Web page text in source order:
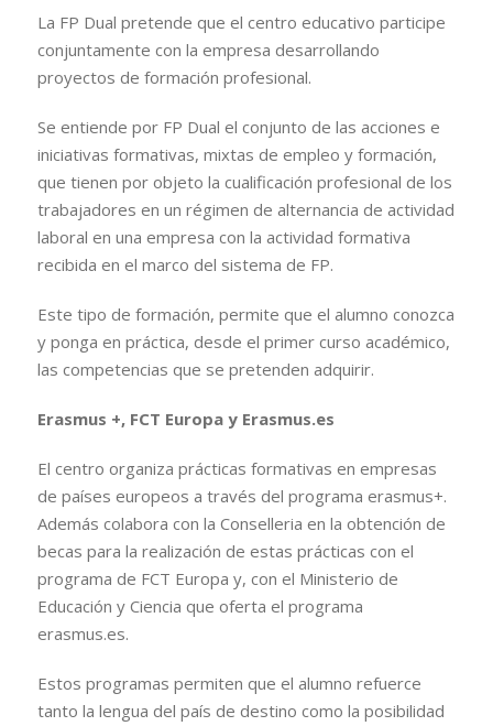
La FP Dual pretende que el centro educativo participe
conjuntamente con la empresa desarrollando
proyectos de formación profesional.
Se entiende por FP Dual el conjunto de las acciones e
iniciativas formativas, mixtas de empleo y formación,
que tienen por objeto la cualificación profesional de los
trabajadores en un régimen de alternancia de actividad
laboral en una empresa con la actividad formativa
recibida en el marco del sistema de FP.
Este tipo de formación, permite que el alumno conozca
y ponga en práctica, desde el primer curso académico,
las competencias que se pretenden adquirir.
Erasmus +, FCT Europa y Erasmus.es
El centro organiza prácticas formativas en empresas
de países europeos a través del programa erasmus+.
Además colabora con la Conselleria en la obtención de
becas para la realización de estas prácticas con el
programa de FCT Europa y, con el Ministerio de
Educación y Ciencia que oferta el programa
erasmus.es.
Estos programas permiten que el alumno refuerce
tanto la lengua del país de destino como la posibilidad